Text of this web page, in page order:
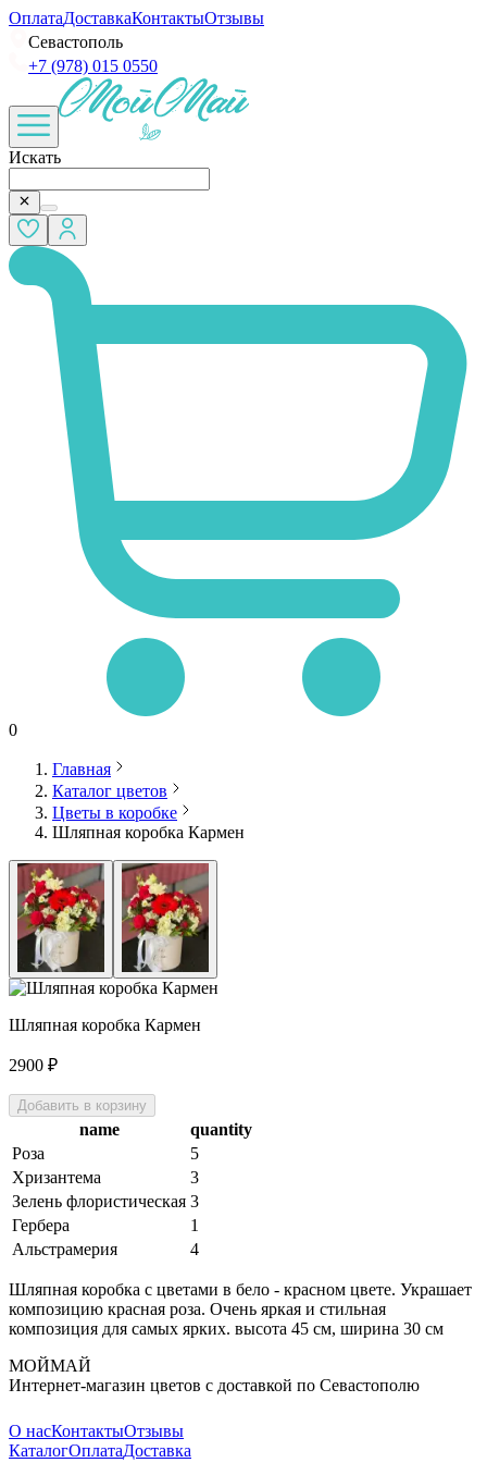
ОплатаДоставкаКонтактыОтзывы
Севастополь
+7 (978) 015 0550
Искать
0
Главная
Каталог цветов
Цветы в коробке
Шляпная коробка Кармен
Шляпная коробка Кармен
2900 ₽
Добавить в корзину
name
quantity
Роза
5
Хризантема
3
Зелень флористическая 3
Гербера
1
Альстрамерия
4
Шляпная коробка с цветами в бело - красном цвете. Украшает
композицию красная роза. Очень яркая и стильная
композиция для самых ярких. высота 45 см, ширина 30 см
МОЙМАЙ
Интернет-магазин цветов с доставкой по Севастополю
О насКонтактыОтзывы
КаталогОплатаДоставка